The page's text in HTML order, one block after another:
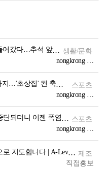
[르포] 극한 폭염 속 사과도 검게 타들어갔다…추석 앞두고 '비상' | 연합뉴스 생활/문화
nongkrong
월드컵 탈락·청문회에 첫 압수수색까지…'초상집' 된 축구협회 | 연합뉴스
스포츠
nongkrong
추위에 떨던 프로야구, 미세먼지에 중단되더니 이젠 폭염까지 | 연합뉴스 스포츠
nongkrong
학생마다 다른 공부법, 맞춤형으로 지도합니다 | A-Level 4A* 명문대 출신 국제학교·IGCSE·A-Level 과외 제조
직접홍보